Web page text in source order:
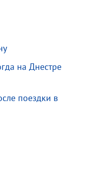
на Днестре
поездки в